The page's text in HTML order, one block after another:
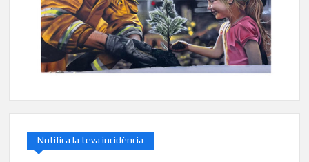
Notifica la teva incidència